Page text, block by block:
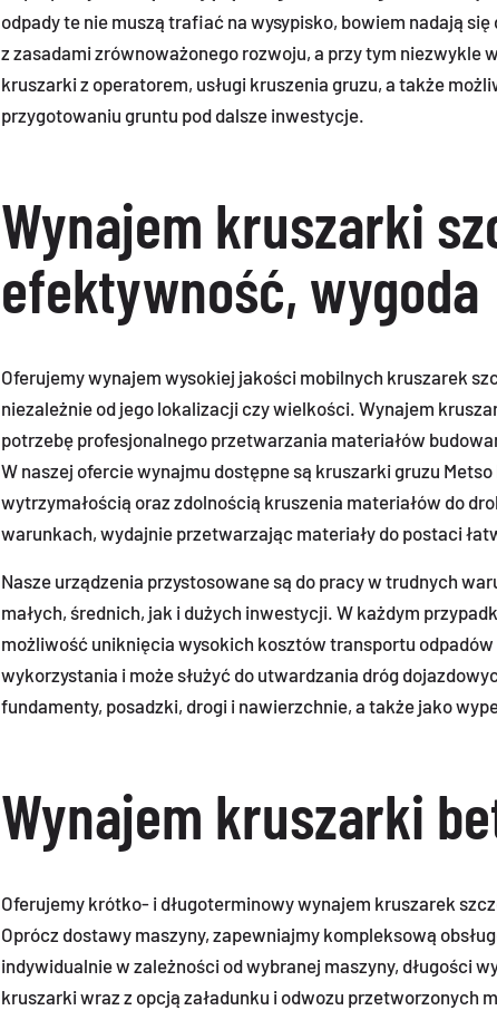
odpady te nie muszą trafiać na wysypisko, bowiem nadają
z zasadami zrównoważonego rozwoju, a przy tym
kruszarki z operatorem, usługi kruszenia gruzu, a także
przygotowaniu gruntu pod dalsze inwestycje.
Wynajem kruszarki
efektywność, wygoda
Oferujemy wynajem wysokiej jakości mobilnych kruszarek
niezależnie od jego lokalizacji czy wielkości. Wynajem
potrzebę profesjonalnego przetwarzania materiałów
W naszej ofercie wynajmu dostępne są kruszarki gruzu
wytrzymałością oraz zdolnością kruszenia materiałów do
warunkach, wydajnie przetwarzając materiały do postaci
Nasze urządzenia przystosowane są do pracy w trudnych
małych, średnich, jak i dużych inwestycji. W każdym
możliwość uniknięcia wysokich kosztów transportu
wykorzystania i może służyć do utwardzania dróg
fundamenty, posadzki, drogi i nawierzchnie, a także jako
Wynajem kruszarki
Oferujemy krótko- i długoterminowy wynajem kruszarek
Oprócz dostawy maszyny, zapewniajmy kompleksową
indywidualnie w zależności od wybranej maszyny, długości
kruszarki wraz z opcją załadunku i odwozu przetworzonych